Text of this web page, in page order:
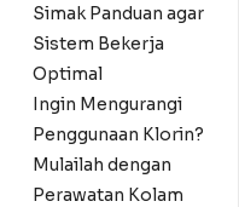
Simak Panduan agar
Sistem Bekerja
Optimal
Ingin Mengurangi
Penggunaan Klorin?
Mulailah dengan
Perawatan Kolam